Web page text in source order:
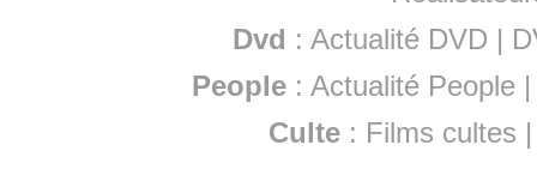
Dvd : Actualité DVD |
People :Actualité People
Culte : Films cultes